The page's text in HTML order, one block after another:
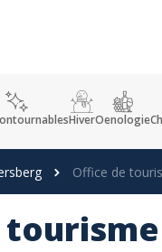
HiverOenologie
Office de